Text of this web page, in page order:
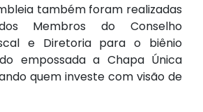
também foram realizadas
Membros do Conselho
e Diretoria para o biênio
empossada a Chapa Única
quem investe com visão de